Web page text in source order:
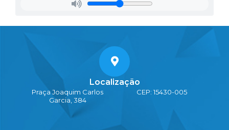
Localização
Praça Joaquim Carlos
Garcia, 384
CEP: 15430-005